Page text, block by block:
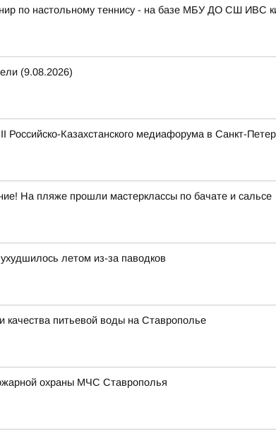
по настольному теннису - на базе МБУ ДО СШ ИВС
(9.08.2026)
Казахстанского медиафорума в Санкт-
На пляже прошли мастерклассы по бачате и сальсе
летом из-за паводков
качества питьевой воды на Ставрополье
охраны МЧС Ставрополья